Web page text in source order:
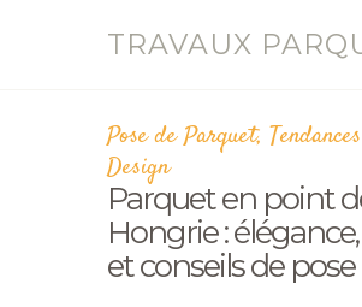
TRAVAUX
ACCUEIL
SERVICES
CONTACT
BLOG
Pose de Parquet,
Design
Parquet en point
Hongrie :
et conseils de pose